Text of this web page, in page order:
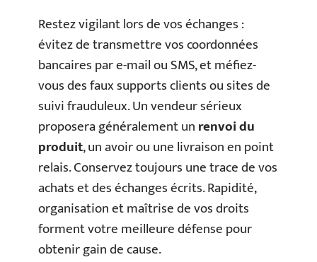
Restez vigilant lors de vos échanges :
évitez de transmettre vos coordonnées
bancaires par e-mail ou SMS, et méfiez-
vous des faux supports clients ou sites de
suivi frauduleux. Un vendeur sérieux
proposera généralement unrenvoi du
produit, un avoir ou une livraison en point
relais. Conservez toujours une trace de vos
achats et des échanges écrits. Rapidité,
organisation et maîtrise de vos droits
forment votre meilleure défense pour
obtenir gain de cause.